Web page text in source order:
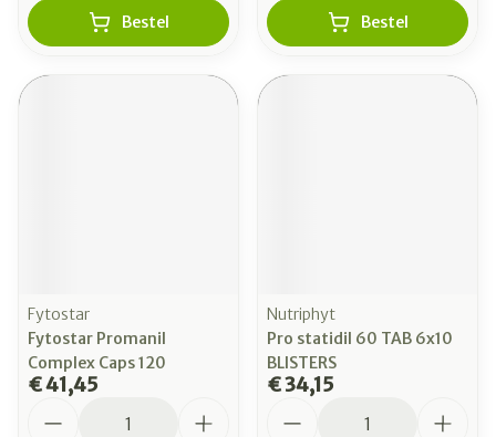
Bestel Bestel
Fytostar
Fytostar Promanil
Complex Caps 120
€ 41,45
Nutriphyt
Pro statidil 60 TAB 6x10
BLISTERS
€ 34,15